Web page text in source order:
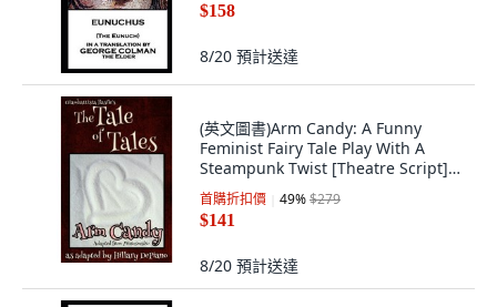
$158
8/20 預計送達
(英文圖書)Arm Candy: A Funny
Feminist Fairy Tale Play With A
Steampunk Twist [Theatre Script]
平裝版, Hillary Depiano, 英文
首購折扣價 49%$279
$141
8/20 預計送達